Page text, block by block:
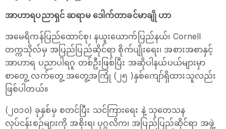
အာဟာရပညာရှင် ဆရာမ ဒေါက်တာခင်မာချို ဟာ
အမေရိကန်ပြည်ထောင်စု၊ နယူးယောက်ပြည်နယ်၊ Cornell
တက္ကသိုလ်မှ အပြည်ပြည်ဆိုင်ရာ စိုက်ပျိုးရေး၊ အစားအစာနှင့်
အာဟာရ ပညာပါရဂူ တစ်ဦးဖြစ်ပြီး အဆိုပါနယ်ပယ်များမှာ
စာတွေ့ လက်တွေ့ အတွေ့အကြုံ (၂၅ )နှစ်ကျော်ရှိထားသူလည်း
ဖြစ်ပါတယ်။
(၂၀၁၀) ခုနှစ်မှ စတင်ပြီး သင်ကြားရေး နဲ့ သုတေသန
လုပ်ငန်းစဉ်များကို အစိုးရ၊ ပုဂ္ဂလိက၊ အပြည်ပြည်ဆိုင်ရာ အဖွဲ့